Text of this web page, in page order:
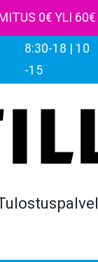
0€ YLI
8:30-18 | 10
-15